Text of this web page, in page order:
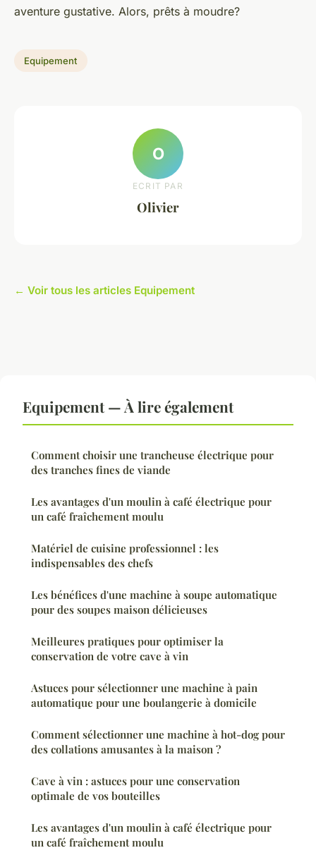
aventure gustative. Alors, prêts à moudre?
Equipement
O
ECRIT PAR
Olivier
← Voir tous les articles Equipement
Equipement — À lire également
Comment choisir une trancheuse électrique pour
des tranches fines de viande
Les avantages d'un moulin à café électrique pour
un café fraîchement moulu
Matériel de cuisine professionnel : les
indispensables des chefs
Les bénéfices d'une machine à soupe automatique
pour des soupes maison délicieuses
Meilleures pratiques pour optimiser la
conservation de votre cave à vin
Astuces pour sélectionner une machine à pain
automatique pour une boulangerie à domicile
Comment sélectionner une machine à hot-dog pour
des collations amusantes à la maison ?
Cave à vin : astuces pour une conservation
optimale de vos bouteilles
Les avantages d'un moulin à café électrique pour
un café fraîchement moulu